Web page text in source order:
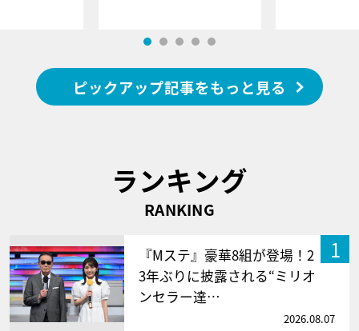
ピックアップ記事をもっと見る
ランキング
RANKING
1
『Mステ』豪華8組が登場！2
3年ぶりに披露される“ミリオ
ンセラー達…
2026.08.07